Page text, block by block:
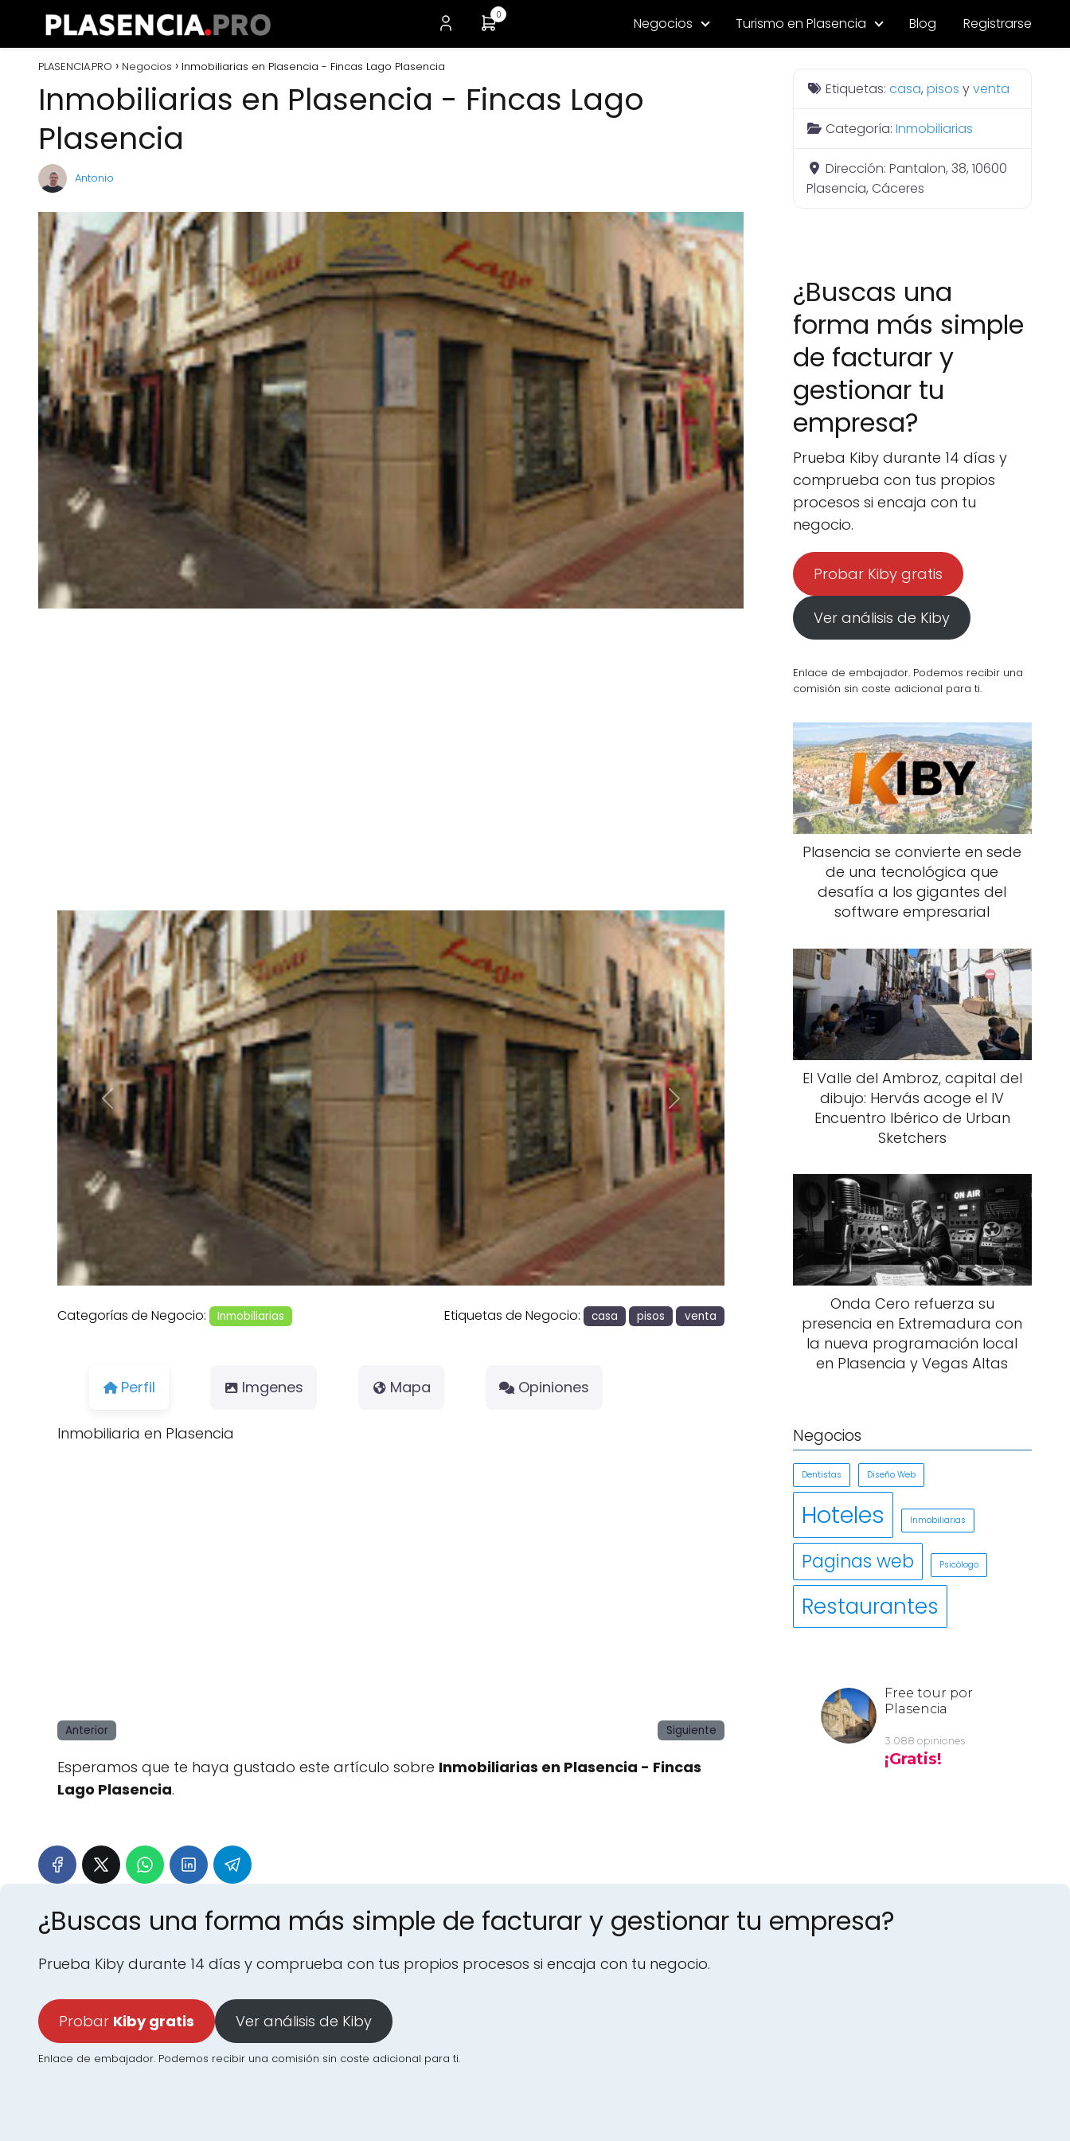
0 Negocios Turismo en Plasencia Blog Registrarse
PLASENCIA.PRO Negocios Inmobiliarias en Plasencia - Fincas Lago Plasencia
Inmobiliarias en Plasencia - Fincas Lago
Plasencia
Antonio
Anterior Siguiente
Categorías de Negocio: Inmobiliarias Etiquetas de Negocio: casa pisos venta
Perfil Imgenes Mapa Opiniones
Inmobiliaria en Plasencia
Anterior Siguiente
Esperamos que te haya gustado este artículo sobre Inmobiliarias en Plasencia - Fincas
Lago Plasencia.
Etiquetas: casa, pisos yventa
Categoría: Inmobiliarias
Dirección: Pantalon, 38, 10600
Plasencia, Cáceres
¿Buscas una
forma más simple
de facturar y
gestionar tu
empresa?
Prueba Kiby durante 14 días y
comprueba con tus propios
procesos si encaja con tu
negocio.
Probar Kiby gratis
Ver análisis de Kiby
Enlace de embajador. Podemos recibir una
comisión sin coste adicional para ti.
Plasencia se convierte en sede
de una tecnológica que
desafía a los gigantes del
software empresarial
El Valle del Ambroz, capital del
dibujo: Hervás acoge el IV
Encuentro Ibérico de Urban
Sketchers
Onda Cero refuerza su
presencia en Extremadura con
la nueva programación local
en Plasencia y Vegas Altas
Negocios
Dentistas Diseño Web
Hoteles Inmobiliarias
Paginas web Psicólogo
Restaurantes
¿Buscas una forma más simple de facturar y gestionar tu empresa?
Prueba Kiby durante 14 días y comprueba con tus propios procesos si encaja con tu negocio.
Probar Kiby gratis Ver análisis de Kiby
Enlace de embajador. Podemos recibir una comisión sin coste adicional para ti.